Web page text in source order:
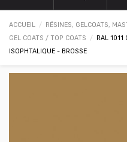
ACCUEIL
RÉSINES, GELCOATS,
GEL COATS / TOP COATS
RAL 1011
ISOPHTALIQUE - BROSSE